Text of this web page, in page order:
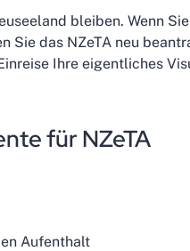
bleiben. Wenn
das NZeTA neu
Ihre eigentliches
für NZeTA
Aufenthalt